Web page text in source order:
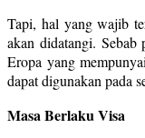
Tapi, hal yang wajib
akan didatangi. Sebab
Eropa yang
dapat digunakan pada
Masa Berlaku Visa